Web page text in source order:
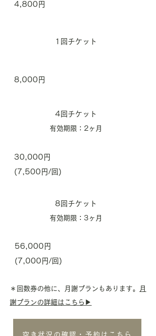
4,800円
1回チケット
8,000円
4回チケット
有効期限：2ヶ月
30,000円
(7,500円/回)
8回チケット
有効期限：3ヶ月
56,000円
(7,000円/回)
＊回数券の他に、月謝プランもあります。
月
謝プランの詳細はこちら▶︎
空き状況の確認・予約はこちら